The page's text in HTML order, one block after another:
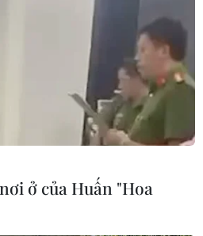
ở của Huấn "Hoa